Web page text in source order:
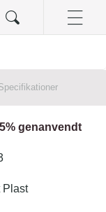
genanvendt
Plast